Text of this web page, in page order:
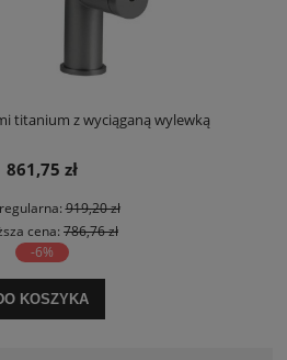
titanium z wyciąganą wylewką
861,75 zł
919,20 zł
cena: 786,76 zł
-6%
KOSZYKA